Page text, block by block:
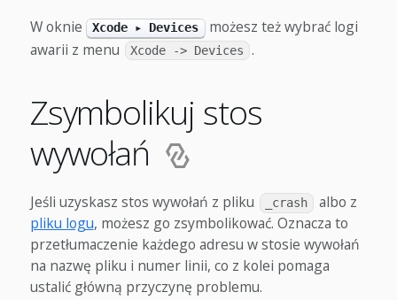
W oknie Xcode ▸ Devices
możesz też wybrać logi
awarii z menu
Xcode -> Devices .
Zsymbolikuj stos
wywołań
Jeśli uzyskasz stos wywołań z pliku _crash
albo z
pliku logu, możesz go zsymbolikować. Oznacza to
przetłumaczenie każdego adresu w stosie wywołań
na nazwę pliku i numer linii, co z kolei pomaga
ustalić główną przyczynę problemu.